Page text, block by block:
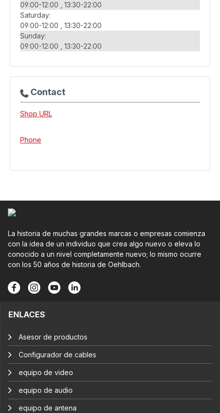
09:00-12:00
13:30-22:00
Saturday:
09:00-12:00
13:30-22:00
Sunday:
09:00-12:00
13:30-22:00
Contact
Shop URL
Phone
La historia de muchas grandes marcas o empresas comienza
con la idea de un individuo que crea algo nuevo o eleva lo
conocido a un nivel completamente nuevo; lo mismo ocurre
con los 50 años de historia de Oehlbach.
ENLACES
Asesor de productos
Configurador de cables
equipo de video
equipo de audio
equipo de antena